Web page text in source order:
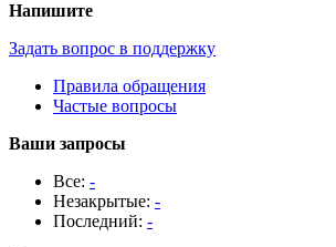
Напишите
Задать вопрос в поддержку
Правила обращения
Частые вопросы
Ваши запросы
Все: -
Незакрытые: -
Последний: -